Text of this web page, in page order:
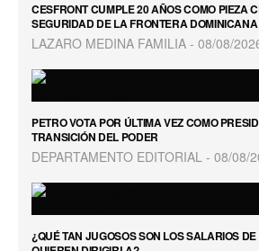
CESFRONT CUMPLE 20 AÑOS COMO PIEZA
SEGURIDAD DE LA FRONTERA DOMINICANA
LAZARO MEDINA FAMILIA 08/08/
PETRO VOTA POR ÚLTIMA VEZ COMO
TRANSICIÓN DEL PODER
DEPARTAMENTO EDITORIAL 08/08/
¿QUÉ TAN JUGOSOS SON LOS SALARIOS